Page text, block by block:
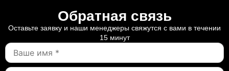
Обратная связь
Оставьте заявку и наши менеджеры свяжутся с вами в течении
15 минут